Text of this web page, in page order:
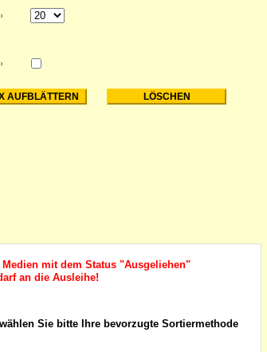
mit dem Status "Ausgeliehen"
an die Ausleihe!
Sie bitte Ihre bevorzugte Sortiermethode